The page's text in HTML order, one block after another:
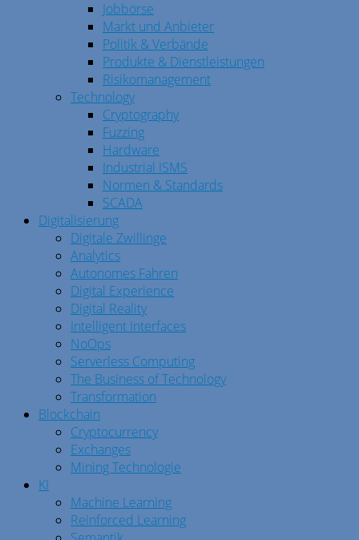
Jobbörse
Markt und Anbieter
Politik & Verbände
Produkte & Dienstleistungen
Risikomanagement
Technology
Cryptography
Fuzzing
Hardware
Industrial ISMS
Normen & Standards
SCADA
Digitalisierung
Digitale Zwillinge
Analytics
Autonomes Fahren
Digital Experience
Digital Reality
Intelligent Interfaces
NoOps
Serverless Computing
The Business of Technology
Transformation
Blockchain
Cryptocurrency
Exchanges
Mining Technologie
KI
Machine Learning
Reinforced Learning